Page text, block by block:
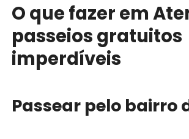
O que fazer em
passeios gratuitos
imperdíveis
Passear pelo bairro